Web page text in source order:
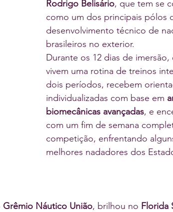
Rodrigo Belisário, que tem se
como um dos principais pólos
desenvolvimento técnico de
brasileiros no exterior.
Durante os 12 dias de imersão,
vivem uma rotina de treinos
dois períodos, recebem
individualizadas com base em
biomecânicas avançadas, e
com um fim de semana
competição, enfrentando
melhores nadadores dos
Grêmio Náutico União, brilhou no Florida